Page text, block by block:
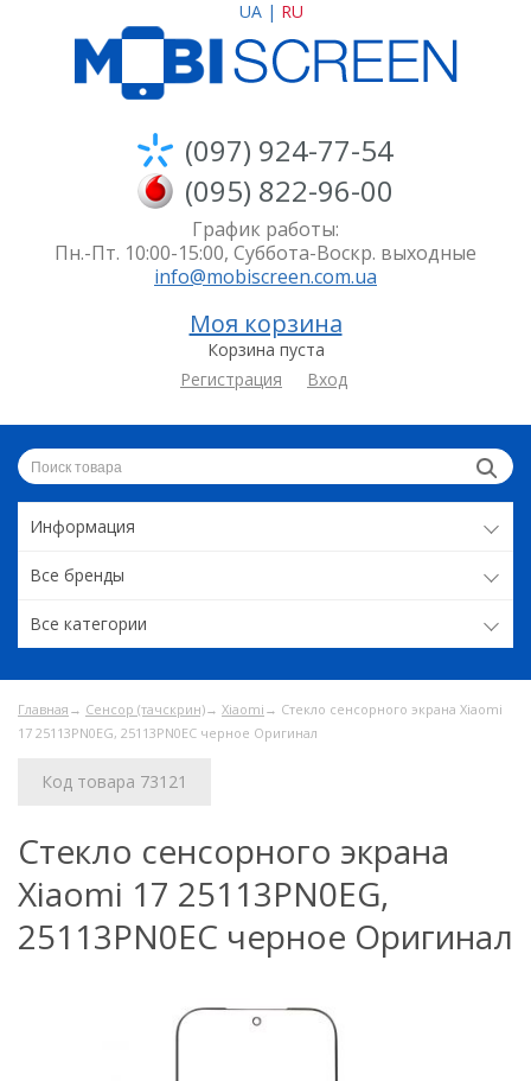
UA | RU
(097) 924-77-54
(095) 822-96-00
График работы:
Пн.-Пт. 10:00-15:00, Суббота-Воскр. выходные
info@mobiscreen.com.ua
Моя корзина
Корзина пуста
Регистрация
Вход
Информация
Все бренды
Все категории
Главная → Сенсор (тачскрин)→ Xiaomi → Стекло сенсорного экрана Xiaomi
17 25113PN0EG, 25113PN0EC черное Оригинал
Код товара 73121
Стекло сенсорного экрана
Xiaomi 17 25113PN0EG,
25113PN0EC черное Оригинал